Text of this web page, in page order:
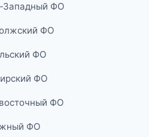
Западный ФО
ФО
ФО
ФО
ФО
ФО